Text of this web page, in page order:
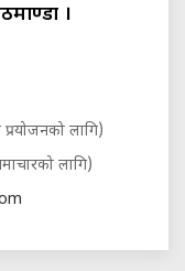
।
प्रयोजनको लागि)
लागि)